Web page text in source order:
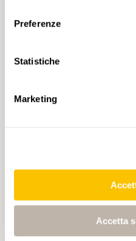
Preferenze
Statistiche
Marketing
Accetta